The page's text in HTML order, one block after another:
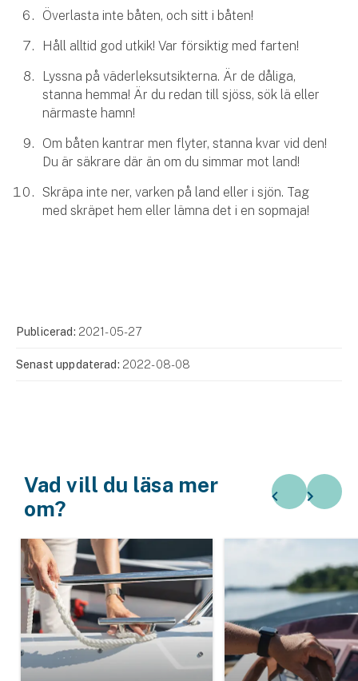
Överlasta inte båten, och sitt i båten!
Håll alltid god utkik! Var försiktig med farten!
Lyssna på väderleksutsikterna. Är de dåliga,
stanna hemma! Är du redan till sjöss, sök lä eller
närmaste hamn!
Om båten kantrar men flyter, stanna kvar vid den!
Du är säkrare där än om du simmar mot land!
Skräpa inte ner, varken på land eller i sjön. Tag
med skräpet hem eller lämna det i en sopmaja!
Publicerad: 2021-05-27
Senast uppdaterad: 2022-08-08
Vad vill du läsa mer
om?